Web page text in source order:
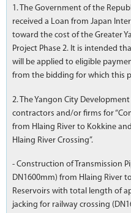
1. The Government of the
received a Loan from Japan
toward the cost of the Greater
Project Phase 2. It is intended
will be applied to eligible
from the bidding for which this
2. The Yangon City
contractors and/or firms for
from Hlaing River to Kokkine
Hlaing River Crossing”.
- Construction of Transmission
DN1600mm) from Hlaing River
Reservoirs with total length of
jacking for railway crossing